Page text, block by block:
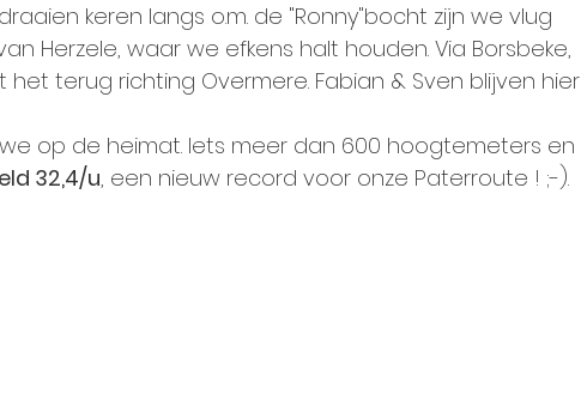
keren langs o.m. de "Ronny"bocht zijn we vlug
Herzele, waar we efkens halt houden. Via Borsbeke,
terug richting Overmere. Fabian & Sven blijven hier
we op de heimat. Iets meer dan 600 hoogtemeters en
32,4/u, een nieuw record voor onze Paterroute ! ;-).